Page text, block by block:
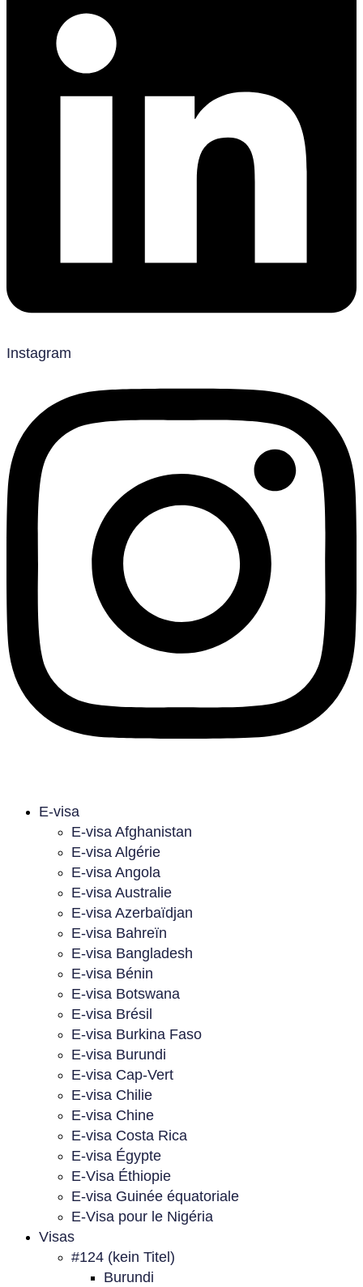
Instagram
E-visa
E-visa Afghanistan
E-visa Algérie
E-visa Angola
E-visa Australie
E-visa Azerbaïdjan
E-visa Bahreïn
E-visa Bangladesh
E-visa Bénin
E-visa Botswana
E-visa Brésil
E-visa Burkina Faso
E-visa Burundi
E-visa Cap-Vert
E-visa Chilie
E-visa Chine
E-visa Costa Rica
E-visa Égypte
E-Visa Éthiopie
E-visa Guinée équatoriale
E-Visa pour le Nigéria
Visas
#124 (kein Titel)
Burundi